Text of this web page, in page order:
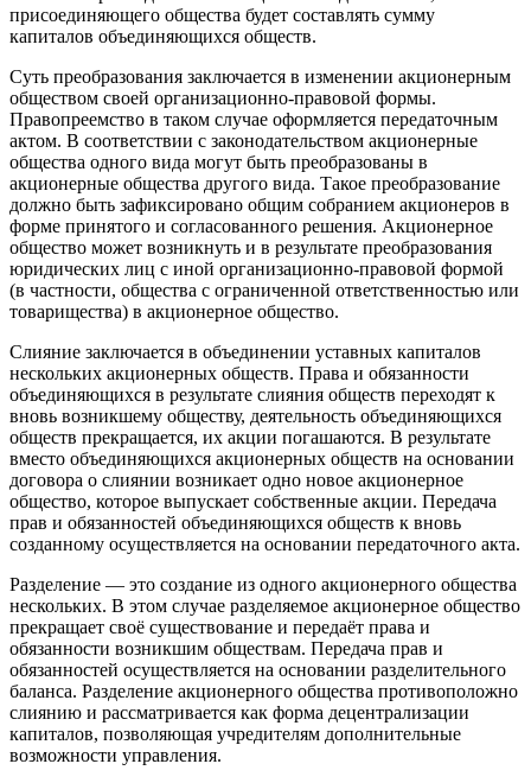
присоединяющего общества будет составлять сумму
капиталов объединяющихся обществ.
Суть преобразования заключается в изменении акционерным
обществом своей организационно-правовой формы.
Правопреемство в таком случае оформляется передаточным
актом. В соответствии с законодательством акционерные
общества одного вида могут быть преобразованы в
акционерные общества другого вида. Такое преобразование
должно быть зафиксировано общим собранием акционеров в
форме принятого и согласованного решения. Акционерное
общество может возникнуть и в результате преобразования
юридических лиц с иной организационно-правовой формой
(в частности, общества с ограниченной ответственностью или
товарищества) в акционерное общество.
Слияние заключается в объединении уставных капиталов
нескольких акционерных обществ. Права и обязанности
объединяющихся в результате слияния обществ переходят к
вновь возникшему обществу, деятельность объединяющихся
обществ прекращается, их акции погашаются. В результате
вместо объединяющихся акционерных обществ на основании
договора о слиянии возникает одно новое акционерное
общество, которое выпускает собственные акции. Передача
прав и обязанностей объединяющихся обществ к вновь
созданному осуществляется на основании передаточного акта.
Разделение — это создание из одного акционерного общества
нескольких. В этом случае разделяемое акционерное общество
прекращает своё существование и передаёт права и
обязанности возникшим обществам. Передача прав и
обязанностей осуществляется на основании разделительного
баланса. Разделение акционерного общества противоположно
слиянию и рассматривается как форма децентрализации
капиталов, позволяющая учредителям дополнительные
возможности управления.